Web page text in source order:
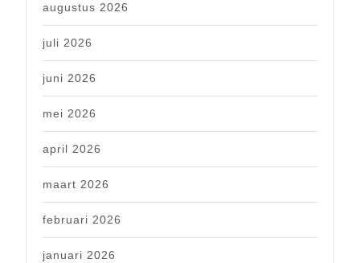
augustus 2026
juli 2026
juni 2026
mei 2026
april 2026
maart 2026
februari 2026
januari 2026